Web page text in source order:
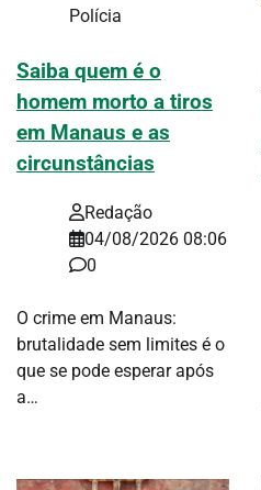
Polícia
Saiba quem é o
homem morto a tiros
em Manaus e as
circunstâncias
Redação
04/08/2026 08:06
0
O crime em Manaus:
brutalidade sem limites é o
que se pode esperar após
a…